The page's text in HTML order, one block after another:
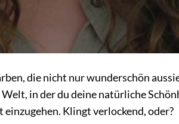
die nicht nur wunderschön
in der du deine natürliche
Klingt verlockend, oder?